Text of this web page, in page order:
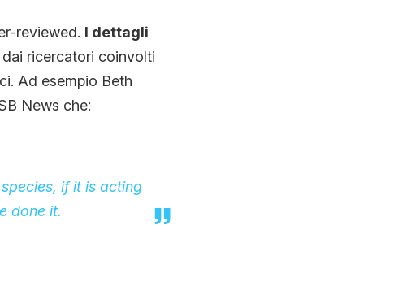
reviewed. I dettagli
ricercatori coinvolti
Ad esempio Beth
News che:
if it is acting
done it.